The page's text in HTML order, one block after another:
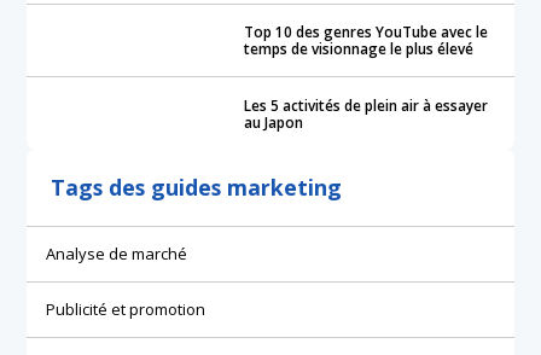
Top 10 des genres YouTube avec le
temps de visionnage le plus élevé
Les 5 activités de plein air à essayer
au Japon
Tags des guides marketing
Analyse de marché
Publicité et promotion